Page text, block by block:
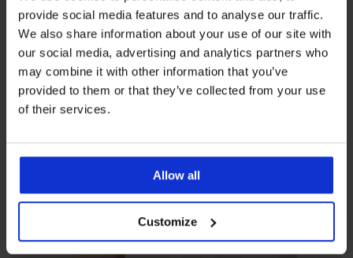
provide social media features and to analyse our traffic.
We also share information about your use of our site with
our social media, advertising and analytics partners who
may combine it with other information that you’ve
provided to them or that they’ve collected from your use
of their services.
Allow all
Customize
Výpredaj -57%
5
Dámske tričko Melani dlhý
rukáv
Zľava
8,10 €Pôvodná cena
18,89 €
4,9
Zateplené legíny Winter
24,99 €